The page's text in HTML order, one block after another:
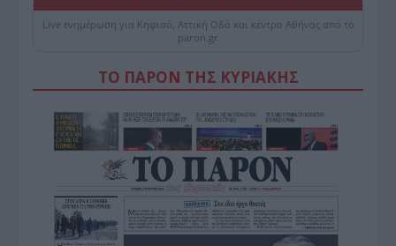
Live ενημέρωση για Κηφισό, Αττική Οδό και κέντρο Αθήνας από το
paron.gr
ΤΟ ΠΑΡΟΝ ΤΗΣ ΚΥΡΙΑΚΗΣ